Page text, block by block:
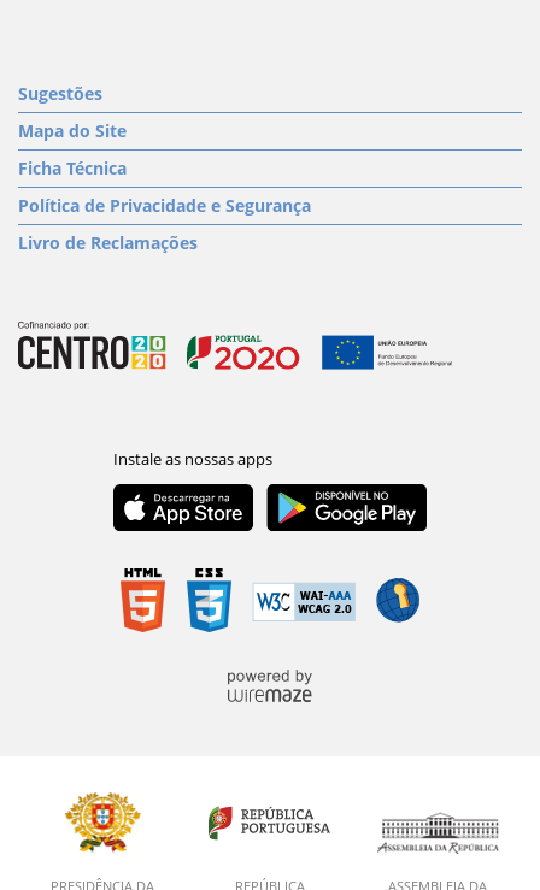
Sugestões
Mapa do Site
Ficha Técnica
Política de Privacidade e Segurança
Livro de Reclamações
PRESIDÊNCIA DA
REPÚBLICA
ASSEMBLEIA DA